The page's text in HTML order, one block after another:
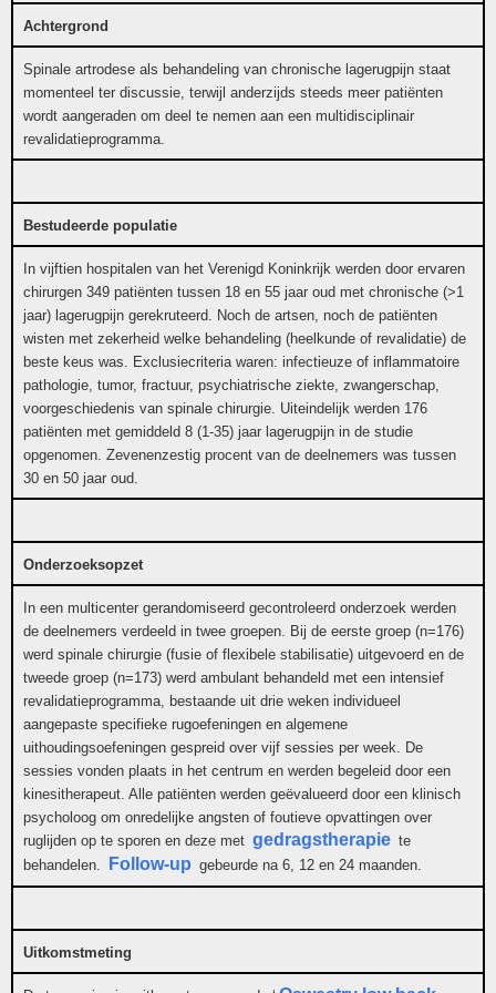
Achtergrond
Spinale artrodese als behandeling van chronische lagerugpijn staat
momenteel ter discussie, terwijl anderzijds steeds meer patiënten
wordt aangeraden om deel te nemen aan een multidisciplinair
revalidatieprogramma.
Bestudeerde populatie
In vijftien hospitalen van het Verenigd Koninkrijk werden door ervaren
chirurgen 349 patiënten tussen 18 en 55 jaar oud met chronische (>1
jaar) lagerugpijn gerekruteerd. Noch de artsen, noch de patiënten
wisten met zekerheid welke behandeling (heelkunde of revalidatie) de
beste keus was. Exclusiecriteria waren: infectieuze of inflammatoire
pathologie, tumor, fractuur, psychiatrische ziekte, zwangerschap,
voorgeschiedenis van spinale chirurgie. Uiteindelijk werden 176
patiënten met gemiddeld 8 (1-35) jaar lagerugpijn in de studie
opgenomen. Zevenenzestig procent van de deelnemers was tussen
30 en 50 jaar oud.
Onderzoeksopzet
In een multicenter gerandomiseerd gecontroleerd onderzoek werden
de deelnemers verdeeld in twee groepen. Bij de eerste groep (n=176)
werd spinale chirurgie (fusie of flexibele stabilisatie) uitgevoerd en de
tweede groep (n=173) werd ambulant behandeld met een intensief
revalidatieprogramma, bestaande uit drie weken individueel
aangepaste specifieke rugoefeningen en algemene
uithoudingsoefeningen gespreid over vijf sessies per week. De
sessies vonden plaats in het centrum en werden begeleid door een
kinesitherapeut. Alle patiënten werden geëvalueerd door een klinisch
psycholoog om onredelijke angsten of foutieve opvattingen over
ruglijden op te sporen en deze met gedragstherapie te
behandelen.
Follow-up gebeurde na 6, 12 en 24 maanden.
Uitkomstmeting